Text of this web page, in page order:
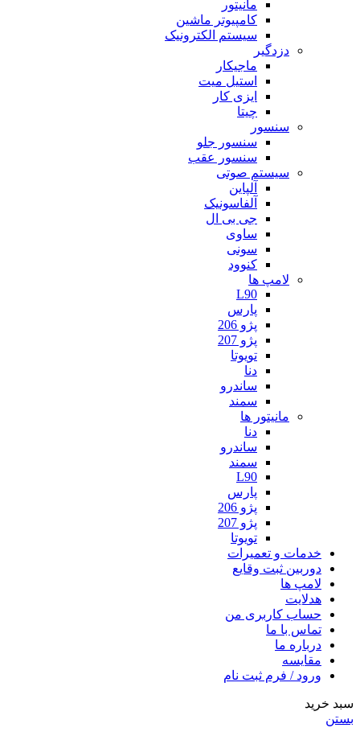
مانیتور
کامپیوتر ماشین
سیستم الکترونیک
دزدگیر
ماجیکار
استیل میت
ایزی کار
چیتا
سنسور
سنسور جلو
سنسور عقب
سیستم صوتی
آلپاین
آلفاسونیک
جی بی ال
ساوی
سونی
کنوود
لامپ ها
L90
پارس
پژو 206
پژو 207
تویوتا
دنا
ساندرو
سمند
مانیتور ها
دنا
ساندرو
سمند
L90
پارس
پژو 206
پژو 207
تویوتا
خدمات و تعمیرات
دوربین ثبت وقایع
لامپ ها
هدلایت
حساب کاربری من
تماس با ما
درباره ما
مقایسه
ورود / فرم ثبت نام
سبد خرید
بستن